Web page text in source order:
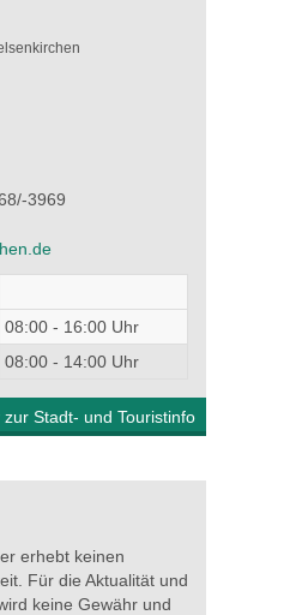
3969
08:00 - 16:00 Uhr
08:00 - 14:00 Uhr
zur Stadt- und Touristinfo
erhebt keinen
Für die Aktualität und
keine Gewähr und